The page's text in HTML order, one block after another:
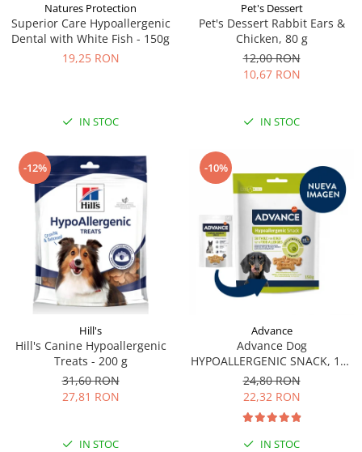
Natures Protection
Superior Care Hypoallergenic
Dental with White Fish - 150g
19,25 RON
IN STOC
Pet's Dessert
Pet's Dessert Rabbit Ears &
Chicken, 80 g
12,00 RON
10,67 RON
IN STOC
-12%
Hill's
Hill's Canine Hypoallergenic
Treats - 200 g
31,60 RON
27,81 RON
IN STOC
-10%
Advance
Advance Dog
HYPOALLERGENIC SNACK, 150
g
24,80 RON
22,32 RON
IN STOC